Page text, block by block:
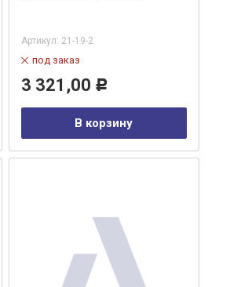
Артикул: 21-19-2
под заказ
3 321,00 Р
В корзину